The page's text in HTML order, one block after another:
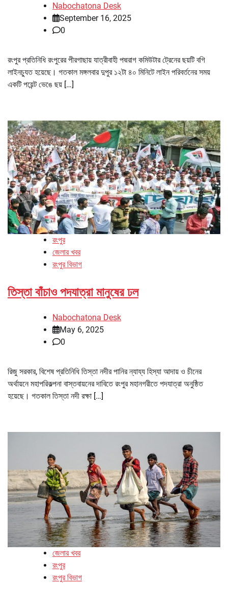
Nabochatona Desk
September 16, 2025
0
রংপুর প্রতিনিধি রংপুরের পীরগাছায় যাত্রীবাহী পদ্মরাগ কমিউটার ট্রেনের ছয়টি বগি
লাইনচ্যুত হয়েছে। গতকাল মঙ্গলবার দুপুর ১২টা ৪০ মিনিটে লাইন পরিবর্তনের সময়
একটি পয়েন্ট ভেঙে ছয় […]
রংপুর
জেলার খবর
রংপুর বিভাগ
তিস্তা বাঁচাও পদযাত্রা মানুষের ঢল
Nabochatona Desk
May 6, 2025
0
রিজু সরকার, বিশেষ প্রতিনিধি তিস্তা নদীর পানির ন্যায্য হিস্যা আদায় ও চীনের
অর্থায়নে মহাপরিকল্পনা বাস্তবায়নের দাবিতে রংপুর মহানগরীতে পদযাত্রা অনুষ্ঠিত
হয়েছে। গতকাল তিস্তা নদী রক্ষা […]
জেলার খবর
রংপুর
রংপুর বিভাগ